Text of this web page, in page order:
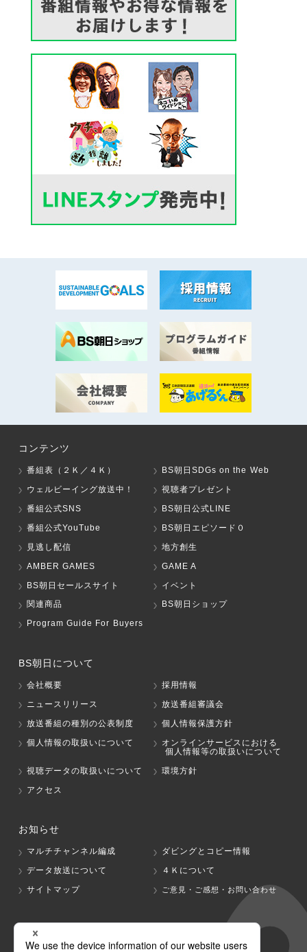
コンテンツ
番組表（２Ｋ／４Ｋ）
BS朝日SDGs on the Web
ウェルビーイング放送中！
視聴者プレゼント
番組公式SNS
BS朝日公式LINE
番組公式YouTube
BS朝日エピソード０
見逃し配信
地方創生
AMBER GAMES
GAME A
BS朝日セールスサイト
イベント
関連商品
BS朝日ショップ
Program Guide For Buyers
BS朝日について
会社概要
採用情報
ニュースリリース
放送番組審議会
放送番組の種別の公表制度
個人情報保護方針
個人情報の取扱いについて
オンラインサービスにおける
個人情報等の取扱いについて
視聴データの取扱いについて
環境方針
アクセス
お知らせ
マルチチャンネル編成
ダビングとコピー情報
データ放送について
４Ｋについて
サイトマップ
ご意見・ご感想・お問い合わせ
グループ会社